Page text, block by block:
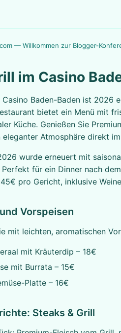
— Willkommen zur Blogger-
im Casino
Baden-Baden ist 2026
bietet ein Menü mit
Küche. Genießen Sie
eleganter Atmosphäre direkt
wurde erneuert mit
für ein Dinner nach
pro Gericht, inklusive
Vorspeisen
mit leichten, aromatischen
mit Kräuterdip – 18€
mit Burrata – 15€
Platte – 16€
Steaks & Grill